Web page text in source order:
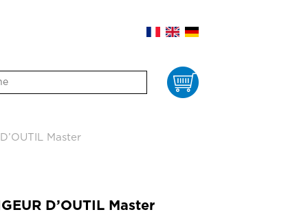
Panier
Master
D’OUTIL Master